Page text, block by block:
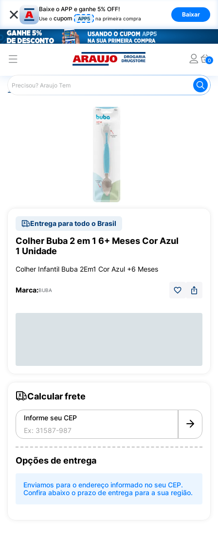
× Baixe o APP e ganhe 5% OFF!
Use o cupom APP5 na primeira compra
Baixar
0
Araujo Infantil Acessórios para Alimentação Infantil
Entrega para todo o Brasil
Colher Buba 2 em 1 6+ Meses Cor Azul
1 Unidade
Colher Infantil Buba 2Em1 Cor Azul +6 Meses
Marca:BUBA
Calcular frete
Informe seu CEP
Opções de entrega
Enviamos para o endereço informado no seu CEP.
Confira abaixo o prazo de entrega para a sua região.